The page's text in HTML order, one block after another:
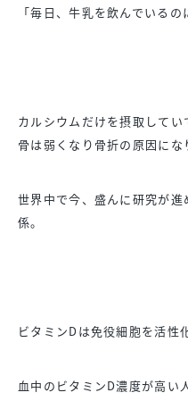
「毎日、牛乳を飲んでいる
カルシウムだけを摂取してい
骨は弱くなり骨折の原因にな
世界中で今、盛んに研究が
係。
ビタミンDは免役細胞を活性
血中のビタミンD濃度が高い